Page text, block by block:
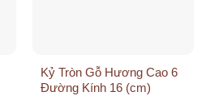
Kỷ Tròn Gỗ Hương Cao 6
Đường Kính 16 (cm)